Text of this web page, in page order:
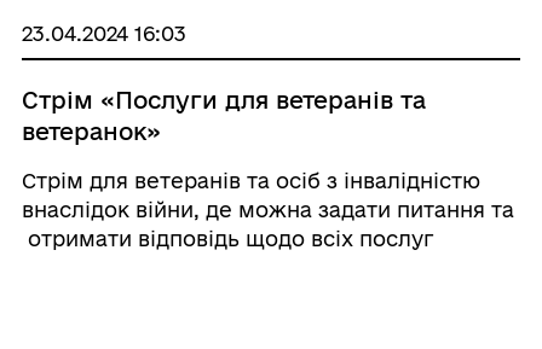
23.04.2024 16:03
Стрім «Послуги для ветеранів та
ветеранок»
Стрім для ветеранів та осіб з інвалідністю
внаслідок війни, де можна задати питання та
отримати відповідь щодо всіх послуг